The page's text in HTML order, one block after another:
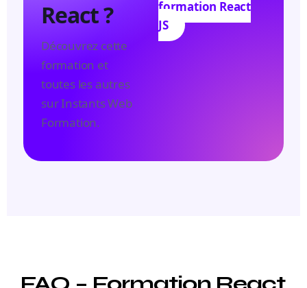
React ?
Découvrez cette
formation et
toutes les autres
sur Instants Web
Formation.
formation React
JS